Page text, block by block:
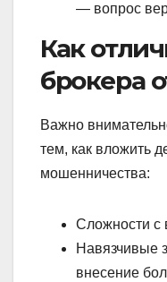
— вопрос
Как
брокера
Важно
тем, как вложить
мошенничества:
Сложности с
Навязчивые
внесение